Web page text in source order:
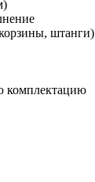
штанги)
комплектацию